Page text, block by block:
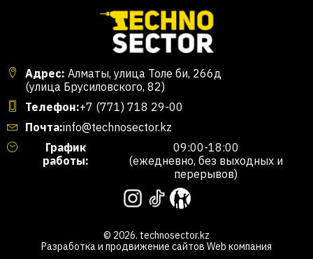
Адрес: Алматы, улица Толе би, 266д
(улица Брусиловского, 82)
Телефон:+7 (771) 718 29-00
Почта:info@technosector.kz
График
работы:
09:00-18:00
(ежедневно, без выходных и
перерывов)
© 2026. technosector.kz
Разработка и продвижение сайтов Web компания